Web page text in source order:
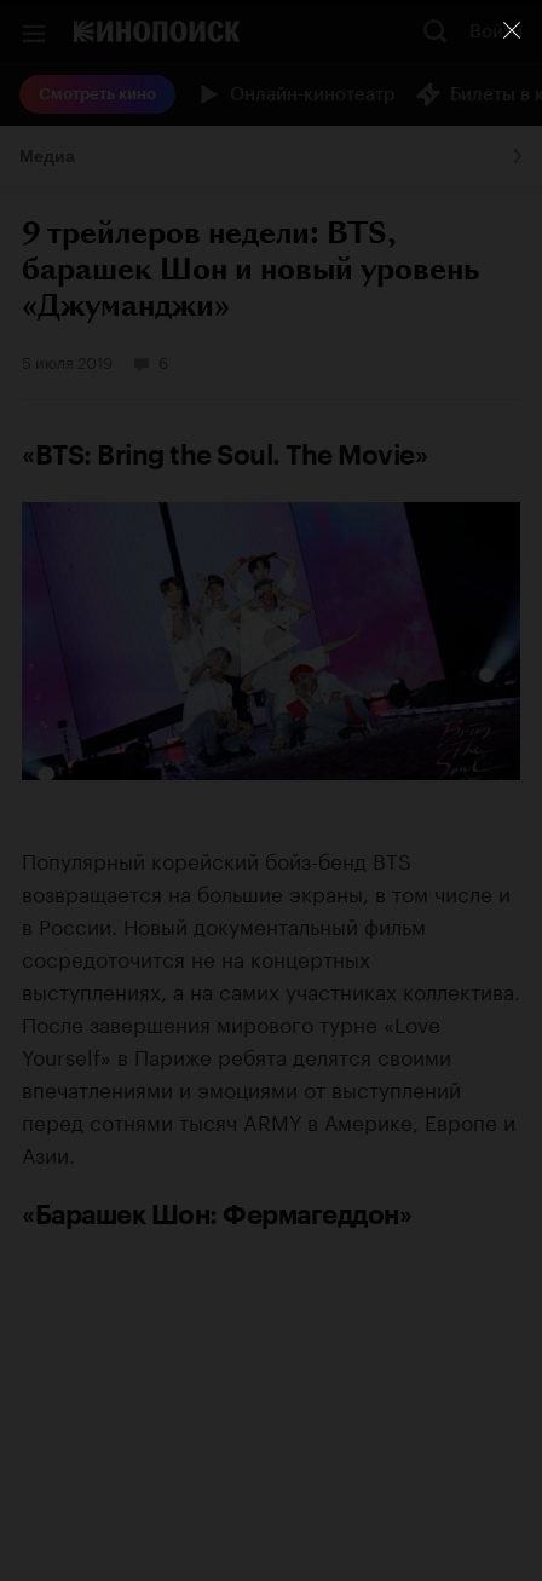
Войти
Смотреть кино
9 трейлеров недели: BTS,
барашек Шон и новый уровень
«Джуманджи»
«BTS: Bring the Soul. The Movie»
Популярный корейский бойз-бенд BTS
возвращается на большие экраны, в том числе и
в России. Новый документальный фильм
сосредоточится не на концертных
выступлениях, а на самих участниках коллектива.
После завершения мирового турне «Love
Yourself» в Париже ребята делятся своими
впечатлениями и эмоциями от выступлений
перед сотнями тысяч ARMY в Америке, Европе и
Азии.
«Барашек Шон: Фермагеддон»